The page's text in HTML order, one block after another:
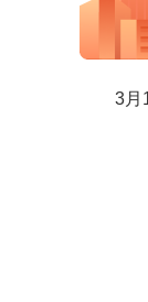
3月